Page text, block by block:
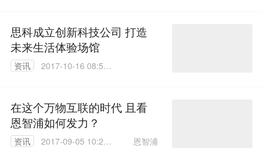
思科成立创新科技公司 打造
未来生活体验场馆
资讯
2017-10-16 08:58:
在这个万物互联的时代 且看
恩智浦如何发力？
资讯
2017-09-05 10:21:
恩智浦